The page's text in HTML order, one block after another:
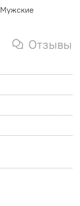
Мужские
Отзывы